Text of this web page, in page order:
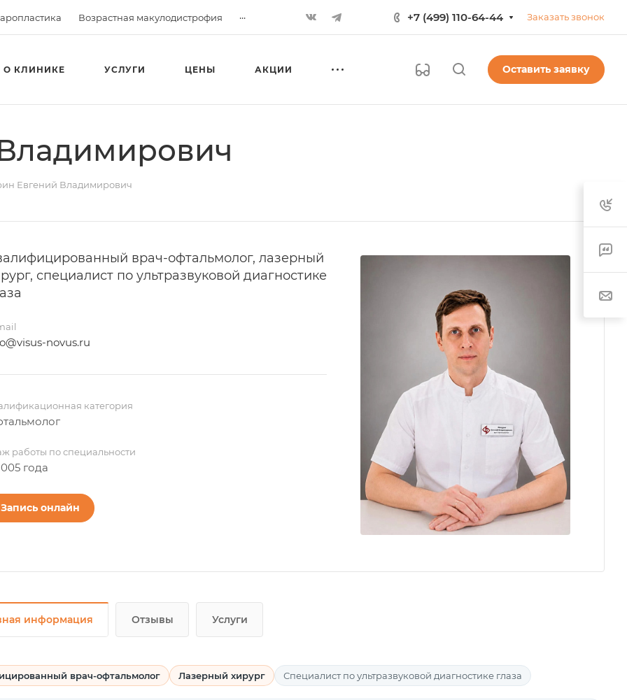
Возрастная макулодистрофия ... +7 (499) 110-64-44 Заказать звонок
О КЛИНИКЕ УСЛУГИ ЦЕНЫ АКЦИИ Оставить заявку
Евгений Владимирович
врач-офтальмолог, лазерный
специалист по ультразвуковой диагностике
novus.ru
категория
работы по специальности
года
Запись онлайн
информация Отзывы Услуги
врач-офтальмолог Лазерный хирург Специалист по ультразвуковой диагностике глаза